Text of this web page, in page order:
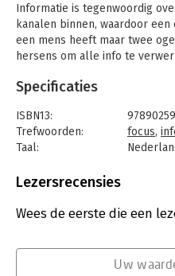
Informatie is tegenwoordig
kanalen binnen, waardoor
een mens heeft maar twee
hersens om alle info te
Karen Visser biedt met
helpen om je focus te
wat je laat binnenkomen.
Specificaties
ISBN13:
Trefwoorden:
focus,
Taal:
Beveiliging:
Uitgever:
Ten Have
Lezersrecensies
Wees de eerste die een
Uw